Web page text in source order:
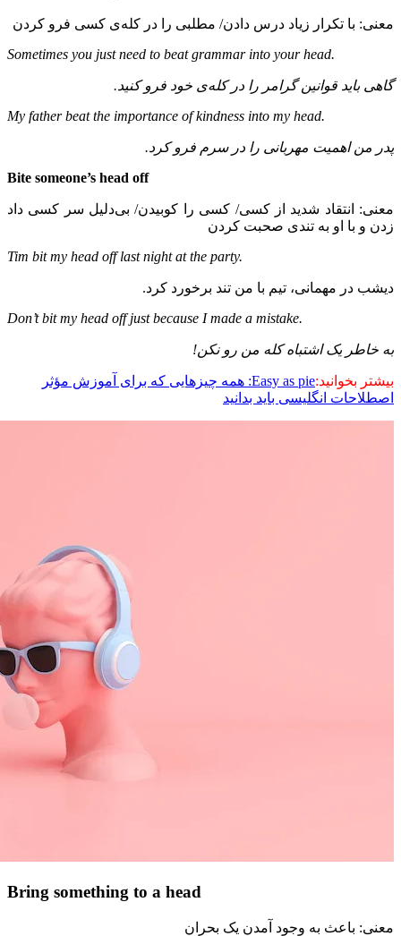
معنی: با تکرار زیاد درس دادن/ مطلبی را در کله‌ی کسی فرو کردن
Sometimes you just need to beat grammar into your head.
گاهی باید قوانین گرامر را در کله‌ی خود فرو کنید.
My father beat the importance of kindness into my head.
پدر من اهمیت مهربانی را در سرم فرو کرد.
Bite someone’s head off
معنی: انتقاد شدید از کسی/ کسی را کوبیدن/ بی‌دلیل سر کسی داد
زدن و با او به تندی صحبت کردن
Tim bit my head off last night at the party.
دیشب در مهمانی، تیم با من تند برخورد کرد.
Don’t bit my head off just because I made a mistake.
به خاطر یک اشتباه کله من رو نکن!
بیشتر بخوانید:
Easy as pie: همه چیزهایی که برای آموزش مؤثر
اصطلاحات انگلیسی باید بدانید
Bring something to a head
معنی: باعث به وجود آمدن یک بحران